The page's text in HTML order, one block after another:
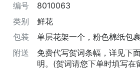
编号
8010063
类别
鲜花
包装
单层花架一个，粉色棉纸包
附送
免费代写贺词条幅，详见下
明。(贺词请您下单时填写在